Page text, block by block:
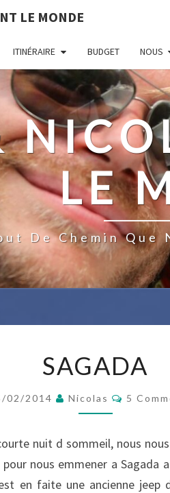
LE MONDE
ITINÉRAIRE BUDGET NOUS
LE
De Chemin Que
SAGADA
02/2014 Nicolas 5
nuit d sommeil, nous
nous emmener a Sagada
en faite une ancienne jeep